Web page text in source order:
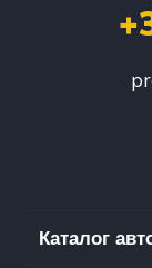
Каталог